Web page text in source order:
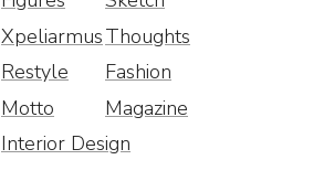
XpeliarmusThoughts
Restyle
Fashion
Motto
Magazine
Interior Design